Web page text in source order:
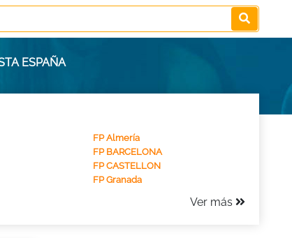
ESPAÑA
FP Almería
FP BARCELONA
FP CASTELLON
FP Granada
Ver más